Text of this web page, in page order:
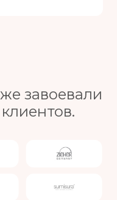
завоевали